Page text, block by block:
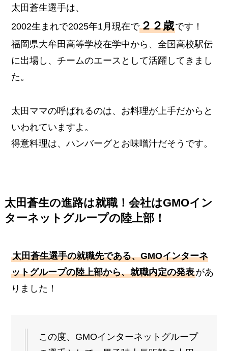
太田蒼生選手は、
2002生まれで2025年1月現在で２２歳です！
福岡県大牟田高等学校在学中から、全国高校駅伝
に出場し、チームのエースとして活躍してきまし
た。
太田ママの呼ばれるのは、お料理が上手だからと
いわれていますよ。
得意料理は、ハンバーグとお味噌汁だそうです。
太田蒼生の進路は就職！会社はGMOイン
ターネットグループの陸上部！
太田蒼生選手の就職先である、GMOインターネ
ットグループの陸上部から、就職内定の発表があ
りました！
この度、GMOインターネットグループ